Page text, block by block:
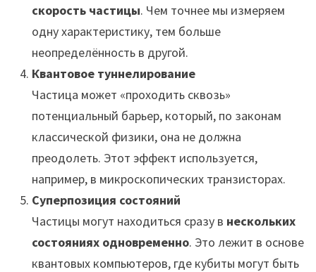
скорость частицы. Чем точнее мы измеряем
одну характеристику, тем больше
неопределённость в другой.
Квантовое туннелирование
Частица может «проходить сквозь»
потенциальный барьер, который, по законам
классической физики, она не должна
преодолеть. Этот эффект используется,
например, в микроскопических транзисторах.
Суперпозиция состояний
Частицы могут находиться сразу в нескольких
состояниях одновременно. Это лежит в основе
квантовых компьютеров, где кубиты могут быть